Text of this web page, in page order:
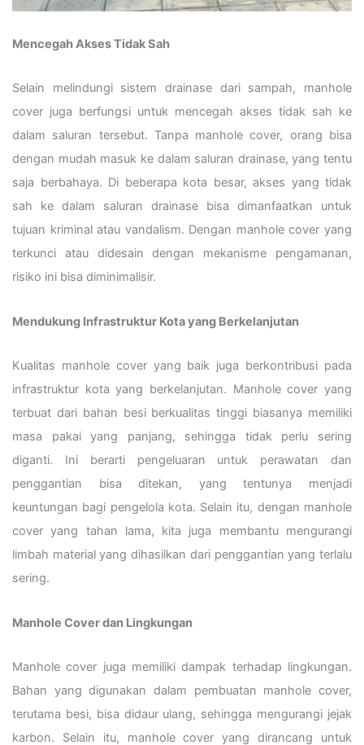
Mencegah Akses Tidak Sah
Selain melindungi sistem drainase dari sampah, manhole
cover juga berfungsi untuk mencegah akses tidak sah ke
dalam saluran tersebut. Tanpa manhole cover, orang bisa
dengan mudah masuk ke dalam saluran drainase, yang tentu
saja berbahaya. Di beberapa kota besar, akses yang tidak
sah ke dalam saluran drainase bisa dimanfaatkan untuk
tujuan kriminal atau vandalism. Dengan manhole cover yang
terkunci atau didesain dengan mekanisme pengamanan,
risiko ini bisa diminimalisir.
Mendukung Infrastruktur Kota yang Berkelanjutan
Kualitas manhole cover yang baik juga berkontribusi pada
infrastruktur kota yang berkelanjutan. Manhole cover yang
terbuat dari bahan besi berkualitas tinggi biasanya memiliki
masa pakai yang panjang, sehingga tidak perlu sering
diganti. Ini berarti pengeluaran untuk perawatan dan
penggantian bisa ditekan, yang tentunya menjadi
keuntungan bagi pengelola kota. Selain itu, dengan manhole
cover yang tahan lama, kita juga membantu mengurangi
limbah material yang dihasilkan dari penggantian yang terlalu
sering.
Manhole Cover dan Lingkungan
Manhole cover juga memiliki dampak terhadap lingkungan.
Bahan yang digunakan dalam pembuatan manhole cover,
terutama besi, bisa didaur ulang, sehingga mengurangi jejak
karbon. Selain itu, manhole cover yang dirancang untuk